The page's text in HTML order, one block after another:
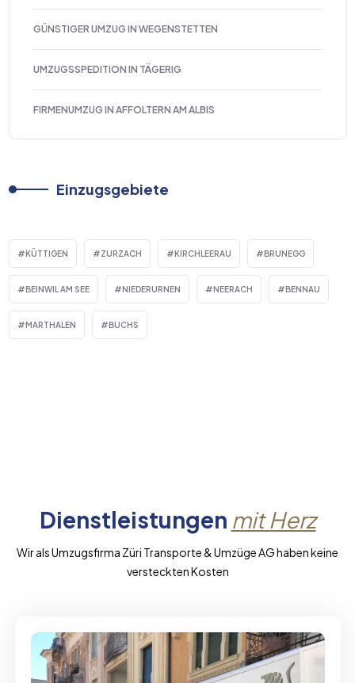
GÜNSTIGER UMZUG IN WEGENSTETTEN
UMZUGSSPEDITION IN TÄGERIG
FIRMENUMZUG IN AFFOLTERN AM ALBIS
Einzugsgebiete
KÜTTIGEN ZURZACH KIRCHLEERAU BRUNEGG
BEINWIL AM SEE NIEDERURNEN NEERACH BENNAU
MARTHALEN BUCHS
Dienstleistungen mit Herz
Wir als Umzugsfirma Züri Transporte & Umzüge AG haben keine
versteckten Kosten